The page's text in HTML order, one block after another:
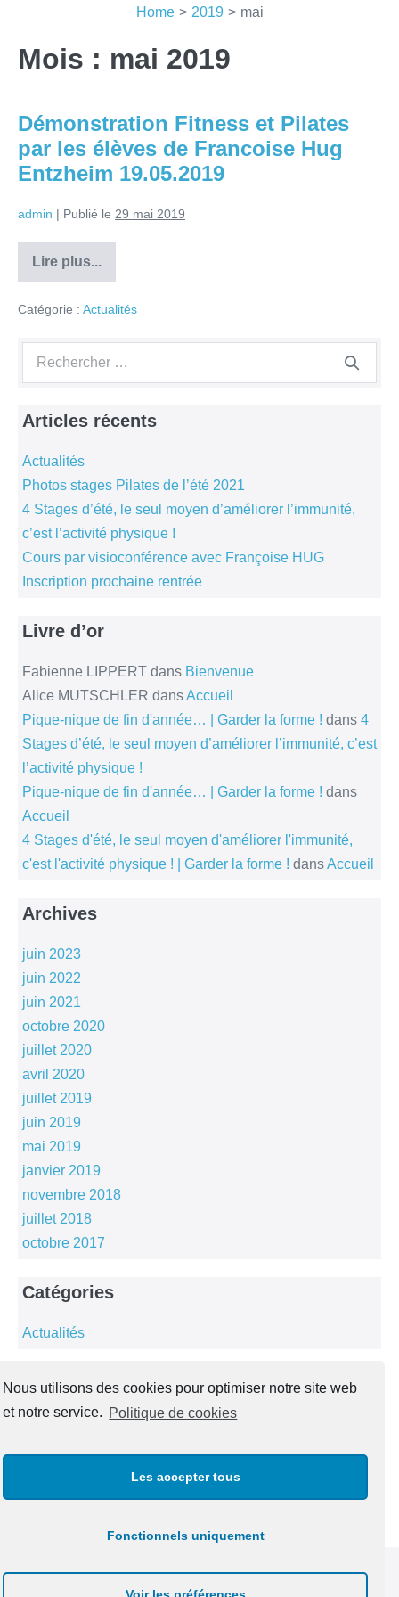
Nous utilisons des cookies pour optimiser notre site web
et notre service. Politique de cookies
Les accepter tous
Fonctionnels uniquement
contenu
Home > 2019 > mai
Mois : mai 2019
Démonstration Fitness et Pilates
par les élèves de Francoise Hug
Entzheim 19.05.2019
admin | Publié le 29 mai 2019
Lire plus...
Démonstration
Fitness
Pilates
les
élèves
de
Francoise
Entzheim
19.05.2019
Catégorie : Actualités
Recherche
Articles récents
Actualités
Photos stages Pilates de l’été 2021
4 Stages d’été, le seul moyen d’améliorer l’immunité,
c’est l’activité physique !
Cours par visioconférence avec Françoise HUG
Inscription prochaine rentrée
Livre d’or
Fabienne LIPPERT dans Bienvenue
Alice MUTSCHLER dansAccueil
Pique-nique de fin d'année… | Garder la forme ! dans 4
Stages d’été, le seul moyen d’améliorer l’immunité, c’est
l’activité physique !
Pique-nique de fin d'année… | Garder la forme ! dans
Accueil
4 Stages d'été, le seul moyen d'améliorer l'immunité,
c'est l'activité physique ! | Garder la forme ! dansAccueil
Archives
juin 2023
juin 2022
juin 2021
octobre 2020
juillet 2020
avril 2020
juillet 2019
juin 2019
mai 2019
janvier 2019
novembre 2018
juillet 2018
octobre 2017
Catégories
Actualités
Méta
Flux des commentaires